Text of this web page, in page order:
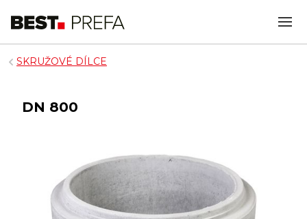
SKRUŽOVÉ DÍLCE
DN 800